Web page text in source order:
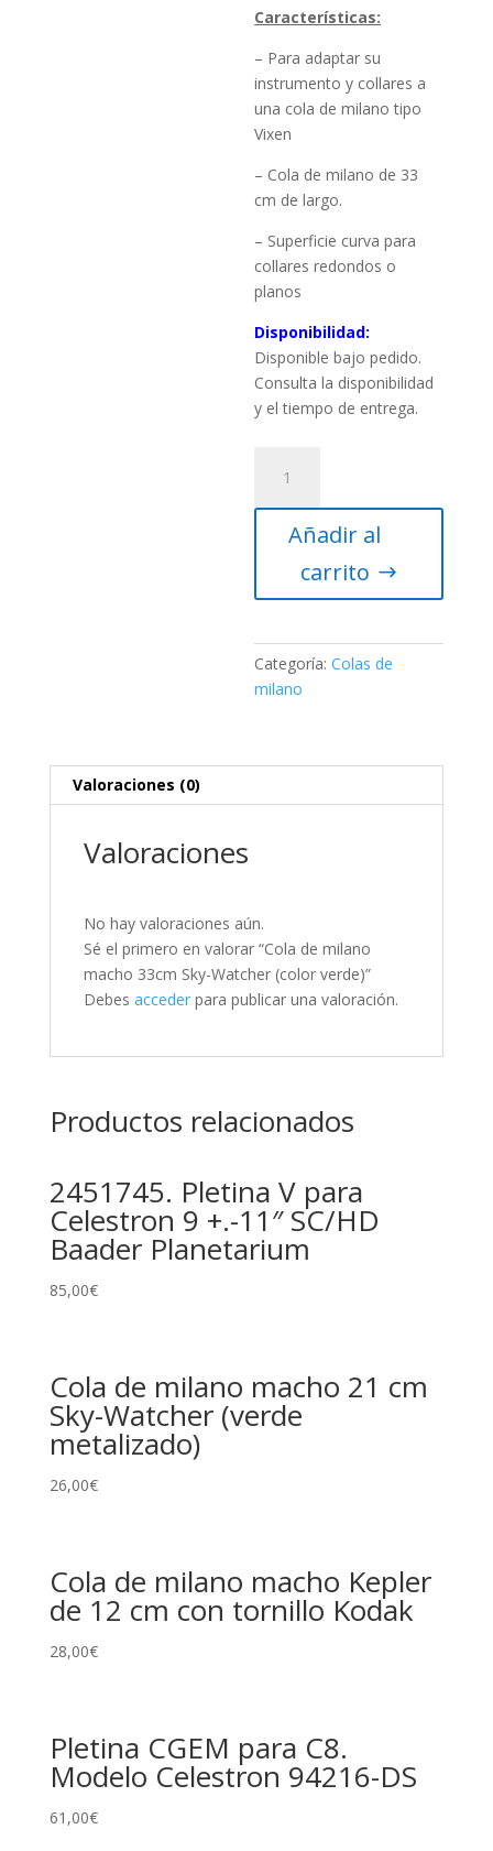
Características:
– Para adaptar su
instrumento y collares a
una cola de milano tipo
Vixen
– Cola de milano de 33
cm de largo.
– Superficie curva para
collares redondos o
planos
Disponibilidad:
Disponible bajo pedido.
Consulta la disponibilidad
y el tiempo de entrega.
milano
macho
verde)
cantidad
Añadir al
carrito
Categoría:Colas de
milano
Valoraciones (0)
Valoraciones
No hay valoraciones aún.
Sé el primero en valorar “Cola de milano
macho 33cm Sky-Watcher (color verde)”
Debes accederpara publicar una valoración.
Productos relacionados
2451745. Pletina V para
Celestron 9 +.-11″ SC/HD
Baader Planetarium
85,00€
Cola de milano macho 21 cm
Sky-Watcher (verde
metalizado)
26,00€
Cola de milano macho Kepler
de 12 cm con tornillo Kodak
28,00€
Pletina CGEM para C8.
Modelo Celestron 94216-DS
61,00€